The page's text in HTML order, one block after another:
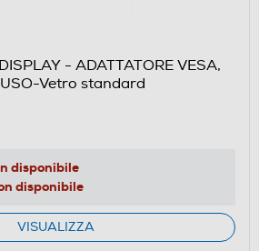
- ADATTATORE VESA,
Vetro standard
disponibile
disponibile
VISUALIZZA